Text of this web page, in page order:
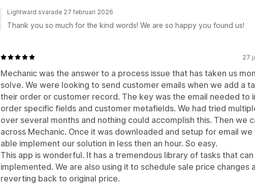
Lightward svarade 27 februari 2026
Thank you so much for the kind words! We are so happy you found us!
27
Mechanic was the answer to a process issue that has taken us
solve. We were looking to send customer emails when we add a
their order or customer record. The key was the email needed to
order specific fields and customer metafields. We had tried
over several months and nothing could accomplish this. Then we
across Mechanic. Once it was downloaded and setup for email we
able implement our solution in less then an hour. So easy.
This app is wonderful. It has a tremendous library of tasks that
implemented. We are also using it to schedule sale price changes
reverting back to original price.